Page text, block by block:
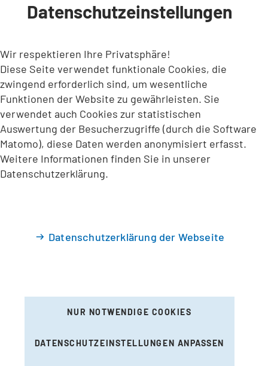
INHALT ANSPRINGEN
Datenschutzeinstellungen
Wir respektieren Ihre Privatsphäre!
Diese Seite verwendet funktionale Cookies, die
zwingend erforderlich sind, um wesentliche
Funktionen der Website zu gewährleisten. Sie
verwendet auch Cookies zur statistischen
Auswertung der Besucherzugriffe (durch die Software
Matomo), diese Daten werden anonymisiert erfasst.
Weitere Informationen finden Sie in unserer
Datenschutzerklärung.
Datenschutzerklärung der Webseite
NUR NOTWENDIGE COOKIES
DATENSCHUTZEINSTELLUNGEN ANPASSEN